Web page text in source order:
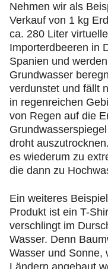
Nehmen wir als
Verkauf von 1 kg
ca. 280 Liter
Importerdbeeren in
Spanien und
Grundwasser
verdunstet und fällt
in regenreichen
von Regen auf die
droht
es wiederum zu
die dann zu
Ein weiteres
Produkt ist ein T-
verschlingt im
Wasser. Denn
Wasser und Sonne,
Ländern angebaut